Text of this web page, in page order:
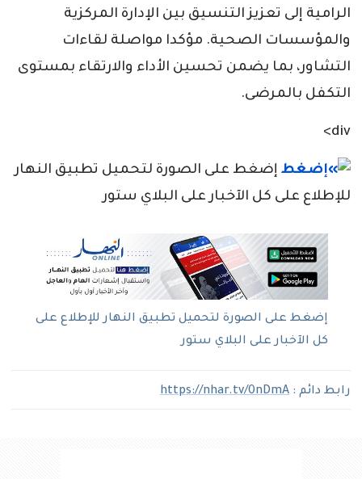
الرامية إلى تعزيز التنسيق بين الإدارة المركزية
والمؤسسات الصحية. مؤكدا مواصلة لقاءات
التشاور، بما يضمن تحسين الأداء والارتقاء بمستوى
التكفل بالمرضى.
div>
إضغط على الصورة لتحميل تطبيق النهار
للإطلاع على كل الآخبار على البلاي ستور
إضغط على الصورة لتحميل تطبيق النهار للإطلاع على
كل الآخبار على البلاي ستور
رابط دائم : https://nhar.tv/0nDmA